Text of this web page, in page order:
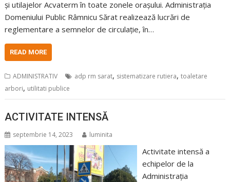
și utilajelor Acvaterm în toate zonele orașului. Administrația
Domeniului Public Râmnicu Sărat realizează lucrări de
reglementare a semnelor de circulație, în…
READ MORE
ADMINISTRATIV adp rm sarat, sistematizare rutiera,toaletare
arbori, utilitati publice
ACTIVITATE INTENSĂ
septembrie 14, 2023 luminita
Activitate intensă a
echipelor de la
Administrația